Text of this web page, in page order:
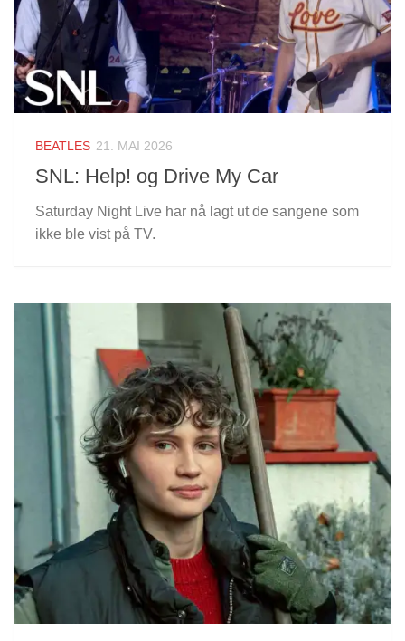
BEATLES 21. MAI 2026
SNL: Help! og Drive My Car
Saturday Night Live har nå lagt ut de sangene som
ikke ble vist på TV.